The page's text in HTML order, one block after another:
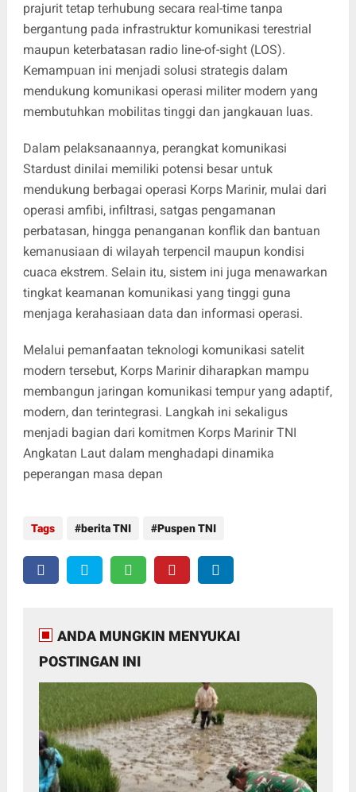
prajurit tetap terhubung secara real-time tanpa
bergantung pada infrastruktur komunikasi terestrial
maupun keterbatasan radio line-of-sight (LOS).
Kemampuan ini menjadi solusi strategis dalam
mendukung komunikasi operasi militer modern yang
membutuhkan mobilitas tinggi dan jangkauan luas.
Dalam pelaksanaannya, perangkat komunikasi
Stardust dinilai memiliki potensi besar untuk
mendukung berbagai operasi Korps Marinir, mulai dari
operasi amfibi, infiltrasi, satgas pengamanan
perbatasan, hingga penanganan konflik dan bantuan
kemanusiaan di wilayah terpencil maupun kondisi
cuaca ekstrem. Selain itu, sistem ini juga menawarkan
tingkat keamanan komunikasi yang tinggi guna
menjaga kerahasiaan data dan informasi operasi.
Melalui pemanfaatan teknologi komunikasi satelit
modern tersebut, Korps Marinir diharapkan mampu
membangun jaringan komunikasi tempur yang adaptif,
modern, dan terintegrasi. Langkah ini sekaligus
menjadi bagian dari komitmen Korps Marinir TNI
Angkatan Laut dalam menghadapi dinamika
peperangan masa depan
Tags berita TNI Puspen TNI
ANDA MUNGKIN MENYUKAI
POSTINGAN INI